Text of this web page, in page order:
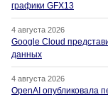
графики GFX13
4 августа 2026
Google Cloud
данных
4 августа 2026
OpenAI опубликовала